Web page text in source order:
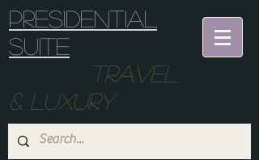
Presidential
suite
Travel
& Luxury